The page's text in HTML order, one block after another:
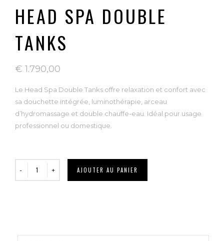
HEAD SPA DOUBLE
TANKS
€ 1.790,00
Le Head Spa Double Tanks offre relaxation et confort avec
sa douchette intégrée, luminothérapie, arceau
d’hydromassage et double chauffe-eau. Idéal pour usage
professionnel ou domestique.
AJOUTER AU PANIER